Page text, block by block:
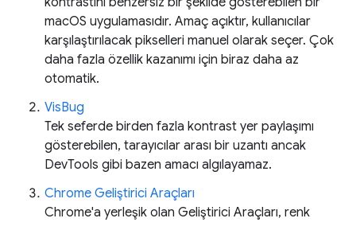
macOS uygulamasıdır. Amaç açıktır, kullanıcılar
karşılaştırılacak pikselleri manuel olarak seçer. Çok
daha fazla özellik kazanımı için biraz daha az
otomatik.
VisBug
Tek seferde birden fazla kontrast yer paylaşımı
gösterebilen, tarayıcılar arası bir uzantı ancak
DevTools gibi bazen amacı algılayamaz.
Chrome Geliştirici Araçları
Chrome'a yerleşik olan Geliştirici Araçları, renk